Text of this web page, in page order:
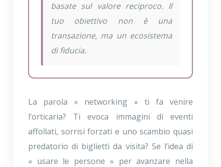
basate sul valore reciproco. Il
tuo obiettivo non è una
transazione, ma un ecosistema
di fiducia.
La parola « networking » ti fa venire
l’orticaria? Ti evoca immagini di eventi
affollati, sorrisi forzati e uno scambio quasi
predatorio di biglietti da visita? Se l’idea di
« usare le persone » per avanzare nella